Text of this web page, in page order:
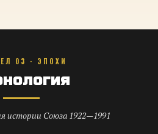
03 · ЭПОХИ
истории Союза 1922—1991